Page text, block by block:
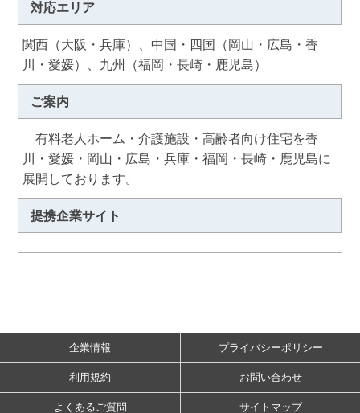
対応エリア
関西（大阪・兵庫）、中国・四国（岡山・広島・香
川・愛媛）、九州（福岡・長崎・鹿児島）
ご案内
有料老人ホーム・介護施設・高齢者向け住宅を香
川・愛媛・岡山・広島・兵庫・福岡・長崎・鹿児島に
展開しております。
提携企業サイト
企業情報 プライバシーポリシー
利用規約 お問い合わせ
よくあるご質問 サイトマップ